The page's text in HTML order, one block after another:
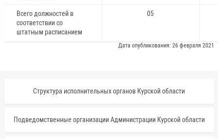
Всего должностей в
соответствии со
штатным расписанием
05
Дата опубликования: 26 февраля 2021
Структура исполнительных органов Курской области
Подведомственные организации Администрации Курской области